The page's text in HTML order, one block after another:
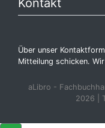
Kontakt
Über unser
Mitteilung schicken.
aLibro -
2026 |